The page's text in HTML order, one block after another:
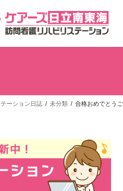
ーション日誌 未分類 合格おめでとう